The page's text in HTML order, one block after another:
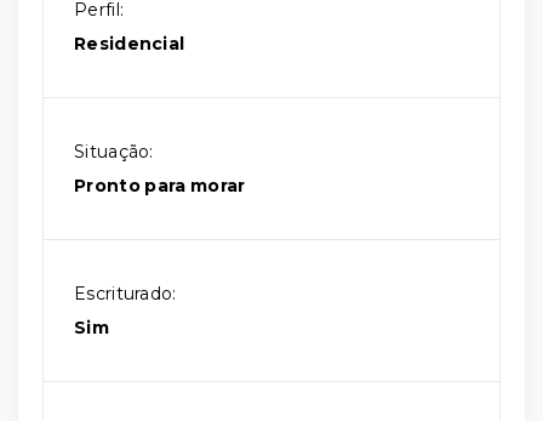
Perfil:
Residencial
Situação:
Pronto para morar
Escriturado:
Sim